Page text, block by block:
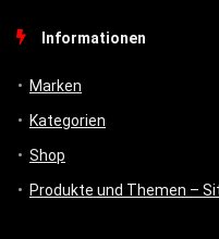
Informationen
Marken
Kategorien
Shop
Produkte und Themen –